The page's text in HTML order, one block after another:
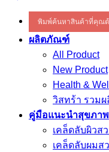
ผลิตภัณฑ์
All Product
New Product
Health &
วิสทร้า รวม
คู่มือแนะนำสุขภาพ
เคล็ดลับผิวส
เคล็ดลับผมส